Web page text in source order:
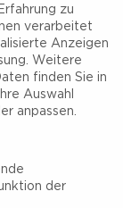
zu
verarbeitet
Anzeigen
Weitere
finden Sie in
Auswahl
anpassen.
der